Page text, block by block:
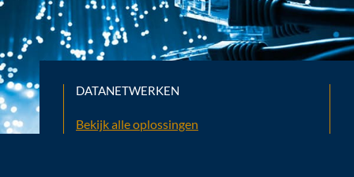
DATANETWERKEN
Bekijk alle oplossingen